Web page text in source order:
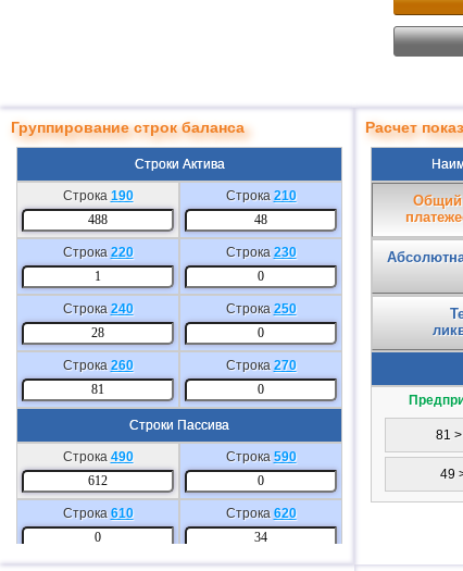
Группирование строк баланса
Строки Актива
Строка 190 Строка 210
Строка 220 Строка 230
Строка 240 Строка 250
Строка 260 Строка 270
Строки Пассива
Строка 490 Строка 590
Строка 610 Строка 620
Расчет
Общий
81
49